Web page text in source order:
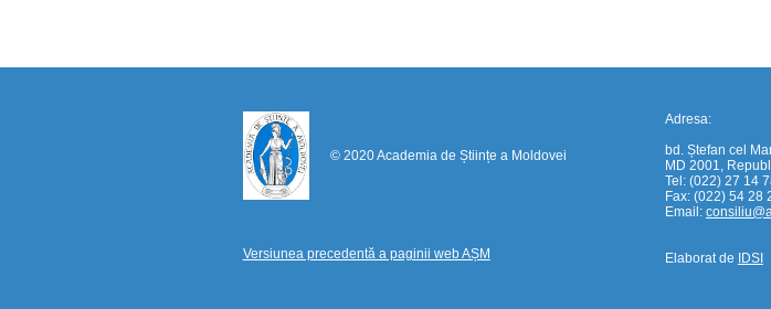
© 2020 Academia de Științe a Moldovei
Versiunea precedentă a paginii web AȘM
Adresa:
bd. Ștefan cel
MD 2001,
Tel: (022) 27 14
Fax: (022) 54 28
Email:
Elaborat de IDSI